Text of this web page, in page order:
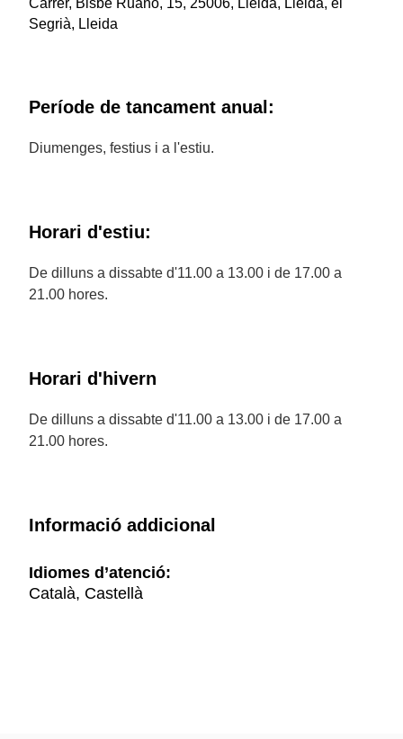
Carrer, Bisbe Ruano, 15, 25006, Lleida, Lleida, el
Segrià, Lleida
Període de tancament anual:
Diumenges, festius i a l'estiu.
Horari d'estiu:
De dilluns a dissabte d'11.00 a 13.00 i de 17.00 a
21.00 hores.
Horari d'hivern
De dilluns a dissabte d'11.00 a 13.00 i de 17.00 a
21.00 hores.
Informació addicional
Idiomes d’atenció:
Català, Castellà